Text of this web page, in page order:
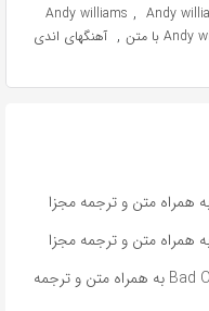
Andy williams , Andy
, آهنگهای اندی
آهنگ انگلیسی Dying To Love از Bad Omens به همراه متن و ترجمه